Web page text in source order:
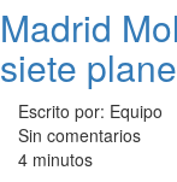
Madrid
siete
Escrito por: Equipo
Sin comentarios
4 minutos